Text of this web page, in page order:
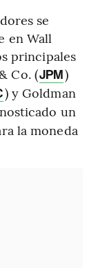
se
en Wall
principales
Co. (JPM)
) y Goldman
un
la moneda